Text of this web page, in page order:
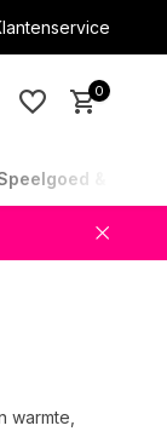
0
&
warmte,